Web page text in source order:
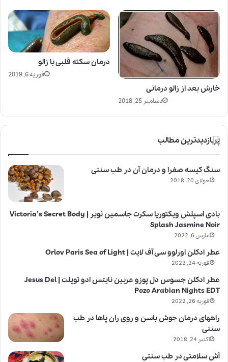
درمان سکته قلبی با زالو
فوریه 6, 2019
خارش بعد از زالو درمانی
دسامبر 25, 2018
پربازدیدترین مطالب
سنگ کیسه صفرا و درمان آن در طب سنتی
جولای 20, 2018
بادی اسپلش ویکتوریا سکرت جاسمین نویر | Victoria’s Secret Body
Splash Jasmine Noir
مارس 6, 2022
عطر ادکلن اورلوو سی آف لایت | Orlov Paris Sea of Light
فوریه 24, 2022
عطر ادکلن جسوس دل پوزو عربین نایتس ادو تویلت | Jesus Del
Pozo Arabian Nights EDT
فوریه 26, 2022
راههای درمان جوش باسن و روی ران پاها در طب
سنتی
اکتبر 24, 2018
آش سلامتی در طب سنتی